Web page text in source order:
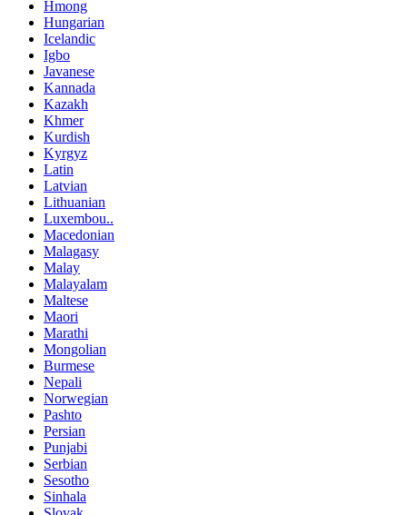
Hmong
Hungarian
Icelandic
Igbo
Javanese
Kannada
Kazakh
Khmer
Kurdish
Kyrgyz
Latin
Latvian
Lithuanian
Luxembou..
Macedonian
Malagasy
Malay
Malayalam
Maltese
Maori
Marathi
Mongolian
Burmese
Nepali
Norwegian
Pashto
Persian
Punjabi
Serbian
Sesotho
Sinhala